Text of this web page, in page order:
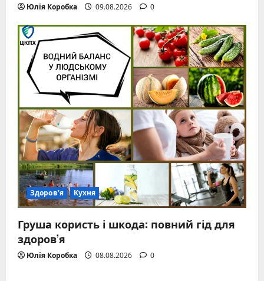
Юлія Коробка 09.08.2026 0
Здоров’я Кухня
Груша користь і шкода: повний гід для
здоров’я
Юлія Коробка 08.08.2026 0